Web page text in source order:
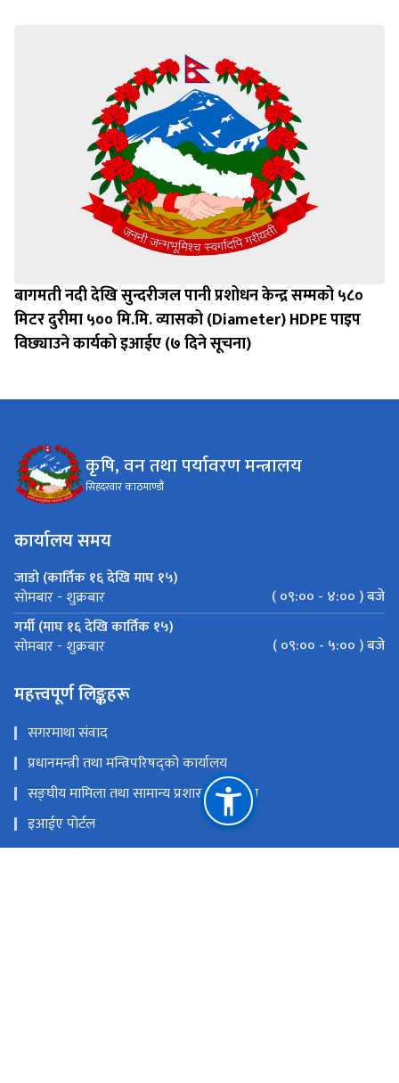
बागमती नदी देखि सुन्दरीजल पानी प्रशोधन केन्द्र सम्मको ५८०
मिटर दुरीमा ५०० मि.मि. व्यासको (Diameter) HDPE पाइप
विछ्याउने कार्यको इआईए (७ दिने सूचना)
कृषि, वन तथा पर्यावरण मन्त्रालय
सिहदरवार काठमाण्डौं
कार्यालय समय
जाडो (कार्तिक १६ देखि माघ १५)
सोमबार - शुक्रबार
( ०९:०० - ४:०० ) बजे
गर्मी (माघ १६ देखि कार्तिक १५)
सोमबार - शुक्रबार ( ०९:०० - ५:०० ) बजे
महत्त्वपूर्ण लिङ्कहरू
सगरमाथा संवाद
प्रधानमन्त्री तथा मन्त्रिपरिषद्को कार्यालय
सङ्‍घीय मामिला तथा सामान्य प्रशासन मन्त्रालय
इआईए पोर्टल
परराष्ट्र मन्त्रालय